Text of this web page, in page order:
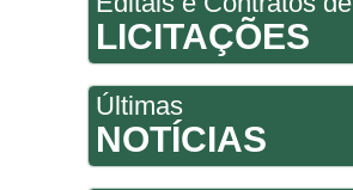
LICITAÇÕES
Últimas
NOTÍCIAS